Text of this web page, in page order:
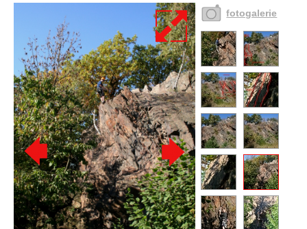
fotogalerie